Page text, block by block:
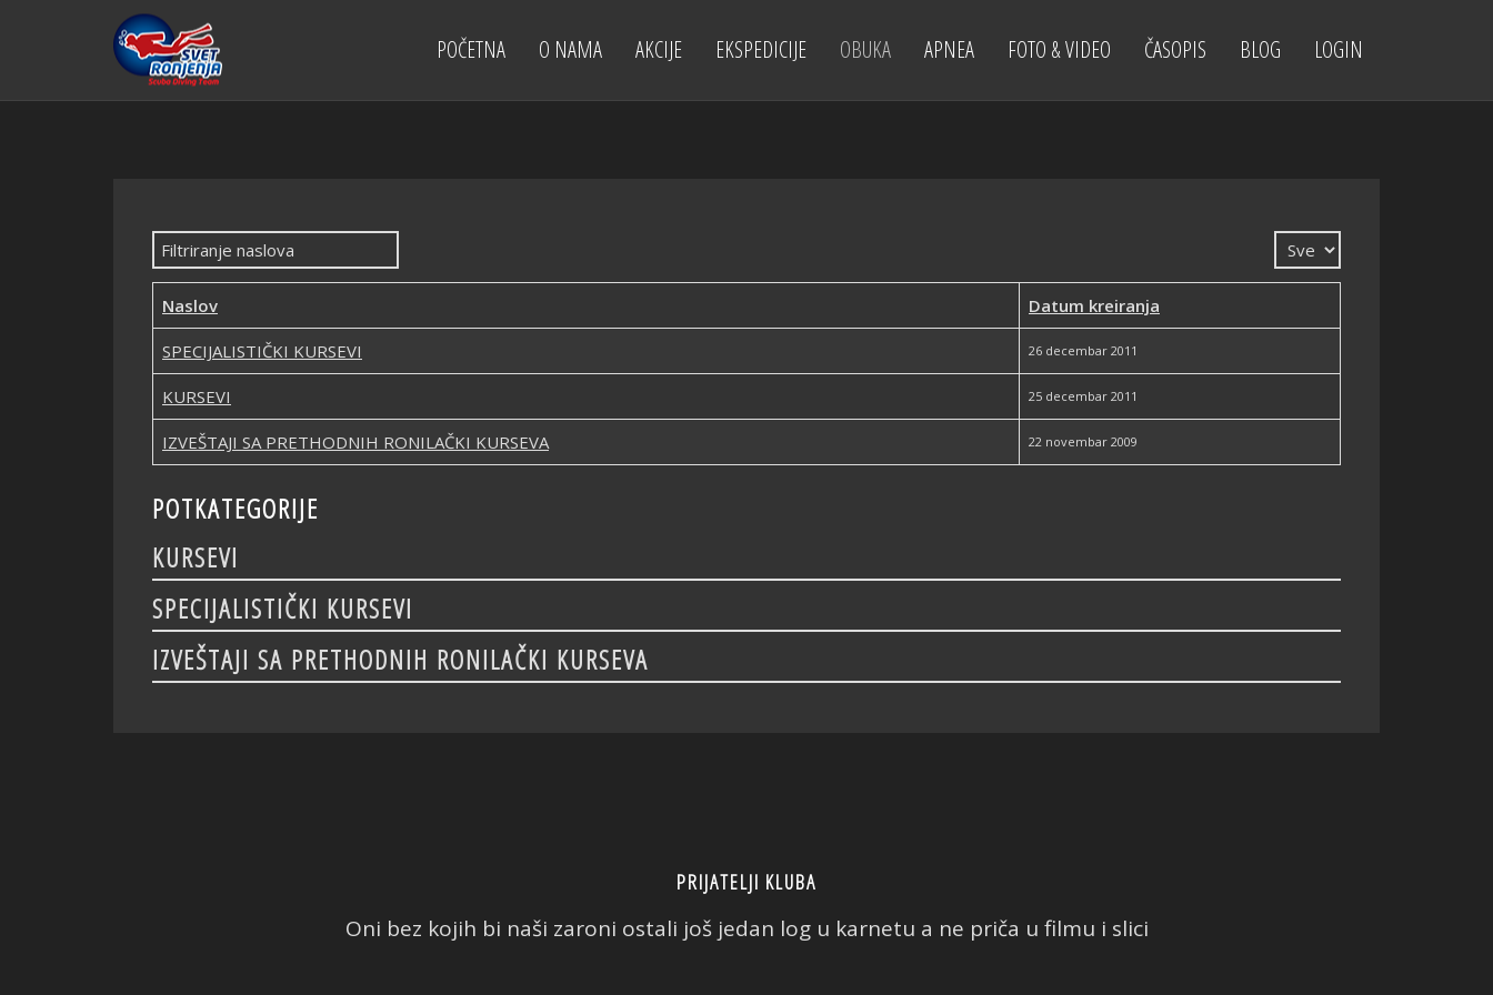
POČETNA O NAMA AKCIJE EKSPEDICIJE OBUKA APNEA FOTO & VIDEO ČASOPIS BLOG LOGIN
Filtriranje naslova Prikaz #
Naslov Datum kreiranja
SPECIJALISTIČKI KURSEVI 26 decembar 2011
KURSEVI 25 decembar 2011
IZVEŠTAJI SA PRETHODNIH RONILAČKI KURSEVA 22 novembar 2009
POTKATEGORIJE
KURSEVI
SPECIJALISTIČKI KURSEVI
IZVEŠTAJI SA PRETHODNIH RONILAČKI KURSEVA
PRIJATELJI KLUBA
Oni bez kojih bi naši zaroni ostali još jedan log u karnetu a ne priča u filmu i slici